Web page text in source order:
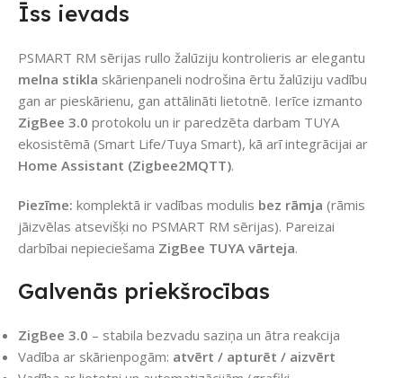
Īss ievads
PSMART RM sērijas rullo žalūziju kontrolieris ar elegantu
melna stikla skārienpaneli nodrošina ērtu žalūziju vadību
gan ar pieskārienu, gan attālināti lietotnē. Ierīce izmanto
ZigBee 3.0 protokolu un ir paredzēta darbam TUYA
ekosistēmā (Smart Life/Tuya Smart), kā arī integrācijai ar
Home Assistant (Zigbee2MQTT).
Piezīme: komplektā ir vadības modulis bez rāmja (rāmis
jāizvēlas atsevišķi no PSMART RM sērijas). Pareizai
darbībai nepieciešama ZigBee TUYA vārteja.
Galvenās priekšrocības
ZigBee 3.0 – stabila bezvadu saziņa un ātra reakcija
Vadība ar skārienpogām: atvērt / apturēt / aizvērt